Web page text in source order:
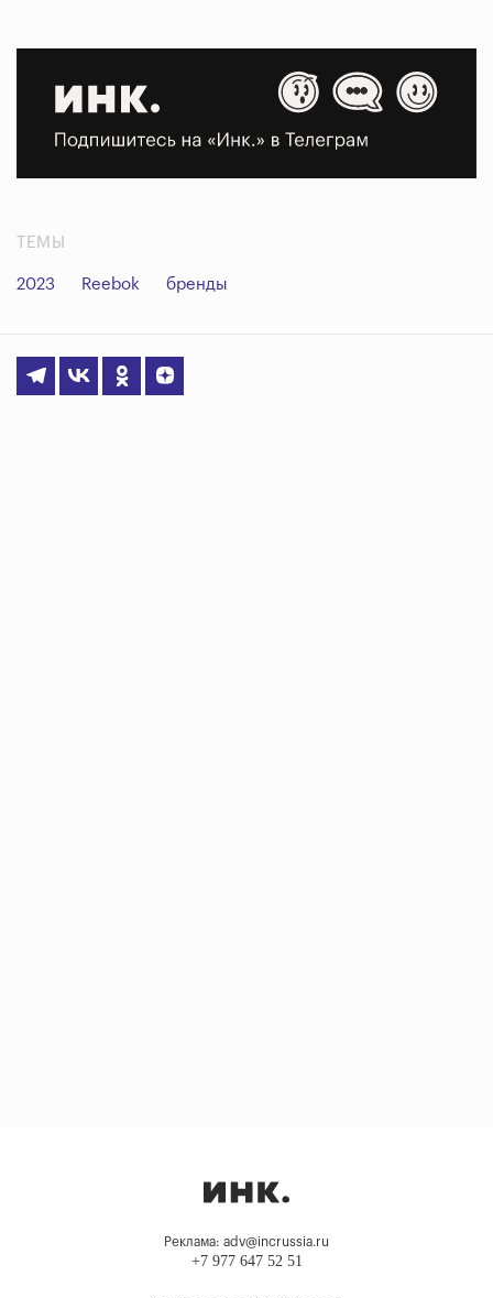
ТЕМЫ
2023 Reebok бренды
Реклама: adv@incrussia.ru
+7 977 647 52 51